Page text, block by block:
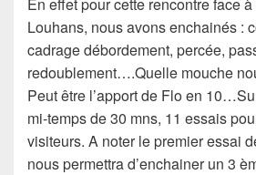
Louhans, nous avons enchainés :
cadrage débordement, percée,
redoublement….Quelle mouche
Peut être l’apport de Flo en
mi-temps de 30 mns, 11 essais
visiteurs. A noter le premier essai
nous permettra d’enchainer un 3